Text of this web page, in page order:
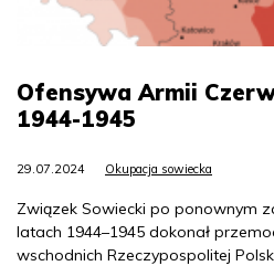
Ofensywa Armii
1944-1945
29.07.2024 Okupacja sowiecka
Związek Sowiecki po ponownym
latach 1944–1945 dokonał
wschodnich Rzeczypospolitej